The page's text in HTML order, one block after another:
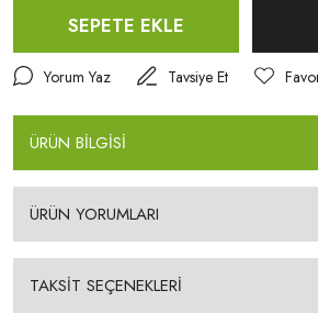
SEPETE EKLE
Yorum Yaz Tavsiye Et
ÜRÜN BİLGİSİ
ÜRÜN YORUMLARI
TAKSİT SEÇENEKLERİ